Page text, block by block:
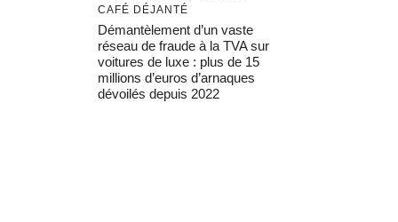
CAFÉ DÉJANTÉ
Démantèlement d’un vaste
réseau de fraude à la TVA sur
voitures de luxe : plus de 15
millions d’euros d’arnaques
dévoilés depuis 2022